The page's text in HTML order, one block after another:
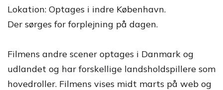
Lokation: Optages i indre København.
Der sørges for forplejning på dagen.
Filmens andre scener optages i Danmark og
udlandet og har forskellige landsholdspillere som
hovedroller. Filmens vises midt marts på web og